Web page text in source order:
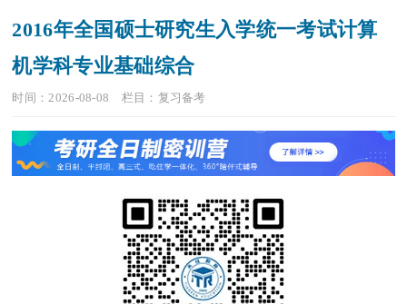
2016年全国硕士研究生入学统一考试计算
机学科专业基础综合
时间：2026-08-08 栏目： 复习备考